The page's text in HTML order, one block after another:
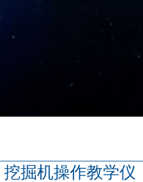
挖掘机操作教学仪